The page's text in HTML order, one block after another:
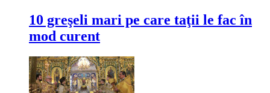
10 greşeli mari pe care taţii le fac în
mod curent